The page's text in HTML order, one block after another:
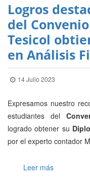
Logros
del
Tesicol
en Análisis
14 Julio 2023
Expresamos nuestro
estudiantes del
logrado obtener su
por el experto contador
Leer más